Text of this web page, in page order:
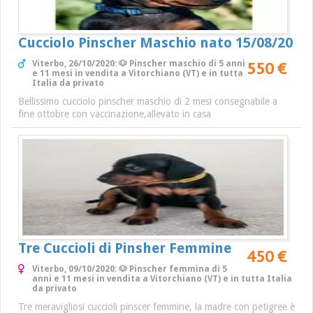
Cucciolo Pinscher Maschio nato 15/08/20
550 €
Viterbo, 26/10/2020: 🐶 Pinscher maschio di 5 anni
e 11 mesi in vendita a Vitorchiano (VT) e in tutta
Italia da privato
Bellissimo cucciolo pinscher maschio di 2 mesi consegnabile a
fine ottobre con vaccinazione,allevato in casa
Tre Cuccioli di Pinsher Femmine 450 €
Viterbo, 09/10/2020: 🐶 Pinscher femmina di 5
anni e 11 mesi in vendita a Vitorchiano (VT) e in tutta Italia
da privato
Tre meravigliosi cuccioli pinscer femmine, la madre con petigree è